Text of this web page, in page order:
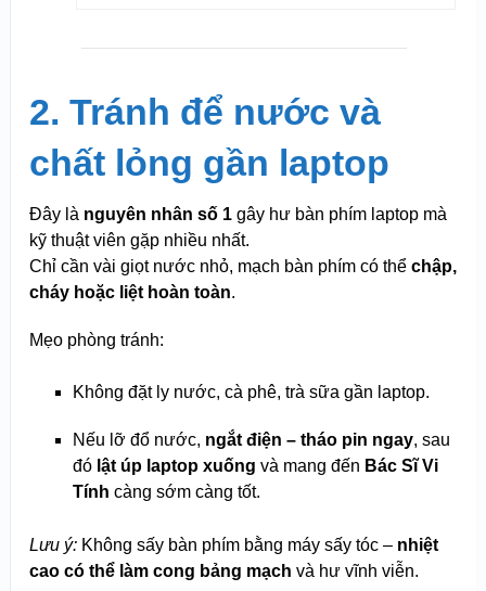
2. Tránh để nước và
chất lỏng gần laptop
Đây là nguyên nhân số 1gây hư bàn phím laptop mà
kỹ thuật viên gặp nhiều nhất.
Chỉ cần vài giọt nước nhỏ, mạch bàn phím có thể chập,
cháy hoặc liệt hoàn toàn.
Mẹo phòng tránh:
Không đặt ly nước, cà phê, trà sữa gần laptop.
Nếu lỡ đổ nước, ngắt điện – tháo pin ngay, sau
đó lật úp laptop xuống và mang đến Bác Sĩ Vi
Tính càng sớm càng tốt.
Lưu ý:Không sấy bàn phím bằng máy sấy tóc – nhiệt
cao có thể làm cong bảng mạch và hư vĩnh viễn.